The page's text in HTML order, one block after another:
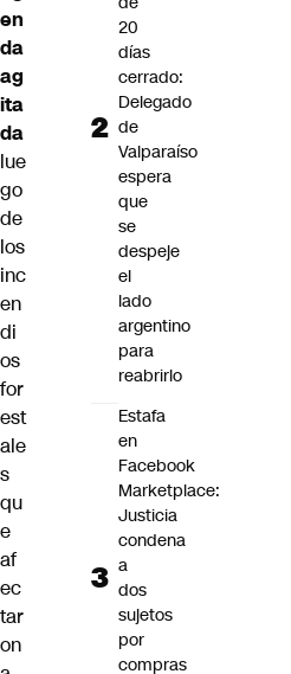
en
da
ag
ita
da
lue
go
de
los
inc
en
di
os
for
est
ale
s
qu
e
af
ec
tar
on
20
días
cerrado:
Delegado
de
Valparaíso
espera
que
se
despeje
el
lado
argentino
para
reabrirlo
Estafa
en
Facebook
Marketplace:
Justicia
condena
a
dos
sujetos
por
compras